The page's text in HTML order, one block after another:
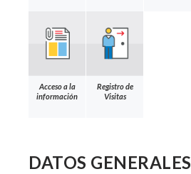
Acceso a la
información
Registro de
Visitas
DATOS GENERALES